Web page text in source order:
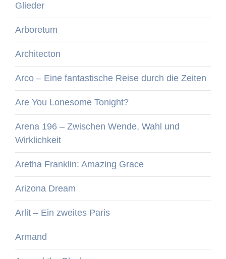
Glieder
Arboretum
Architecton
Arco – Eine fantastische Reise durch die Zeiten
Are You Lonesome Tonight?
Arena 196 – Zwischen Wende, Wahl und
Wirklichkeit
Aretha Franklin: Amazing Grace
Arizona Dream
Arlit – Ein zweites Paris
Armand